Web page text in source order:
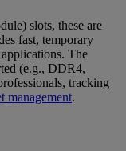
slots, these are
fast, temporary
The
(e.g., DDR4,
tracking
management.